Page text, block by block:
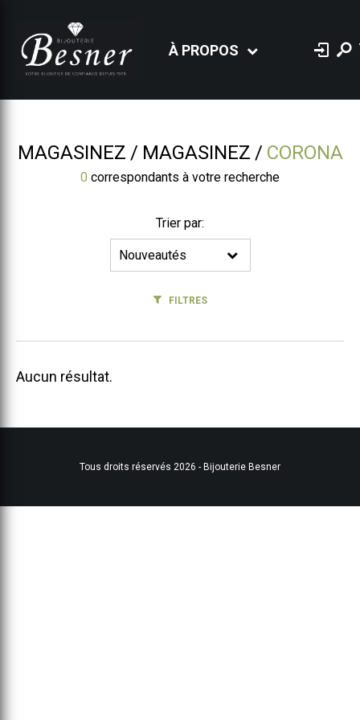
À PROPOS
MAGASINEZ MAGASINEZ CORONA
0 correspondants à votre recherche
Trier par:
FILTRES
Aucun résultat.
Tous droits réservés 2026 - Bijouterie Besner